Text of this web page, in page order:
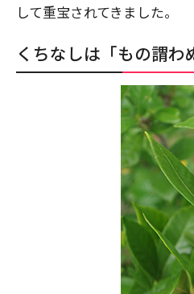
して重宝されてきました。
くちなしは「もの謂わ